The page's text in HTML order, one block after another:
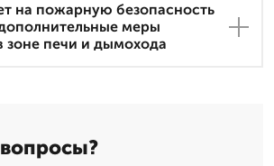
на пожарную безопасность
меры
зоне печи и дымохода